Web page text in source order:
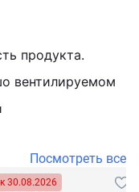
продукта.
вентилируемом
Посмотреть все
30.08.2026